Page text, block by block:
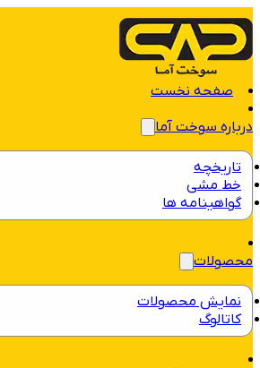
صفحه نخست
درباره سوخت آما
تاریخچه
خط مشی
گواهینامه ها
محصولات
نمایش محصولات
کاتالوگ